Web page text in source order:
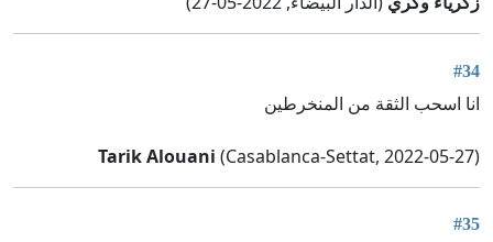
#34
انا اسحب الثقة من المنخرطين
Tarik Alouani (Casablanca-Settat, 2022-05-27)
#35